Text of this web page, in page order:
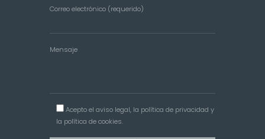
Correo electrónico (requerido)
Mensaje
Acepto elaviso legal, la política de privacidad y
la política de cookies.